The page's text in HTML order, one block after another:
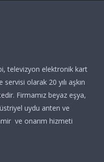
televizyon elektronik kart
olarak 20 yılı aşkın
Firmamız beyaz eşya,
uydu anten ve
ve onarım hizmeti